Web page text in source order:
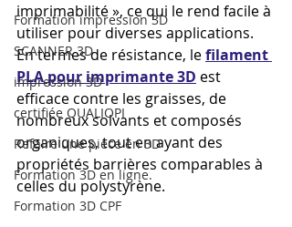
Formation impression 3D
SCANNER 3D
impression 3D
certifiée QUALIOPI
Refaire une piece en 3D
Formation 3D en ligne.
Formation 3D CPF
imprimabilité », ce qui le rend facile à
utiliser pour diverses applications.
En termes de résistance, le filament
PLA pour imprimante 3D est
efficace contre les graisses, de
nombreux solvants et composés
organiques, tout en ayant des
propriétés barrières comparables à
celles du polystyrène.